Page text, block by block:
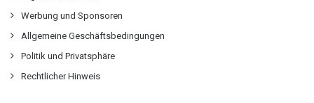
Werbung und Sponsoren
Allgemeine Geschäftsbedingungen
Politik und Privatsphäre
Rechtlicher Hinweis